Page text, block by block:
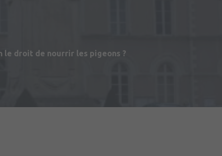
le droit de nourrir les pigeons ?